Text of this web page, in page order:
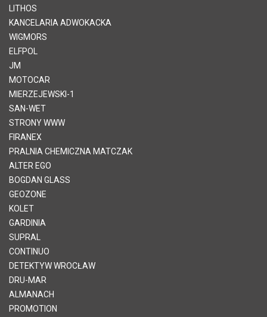
LITHOS
KANCELARIA ADWOKACKA
WIGMORS
ELFPOL
JM
MOTOCAR
MIERZEJEWSKI-1
SAN-WET
STRONY WWW
FIRANEX
PRALNIA CHEMICZNA MATCZAK
ALTER EGO
BOGDAN GLASS
GEOZONE
KOLET
GARDINIA
SUPRAL
CONTINUO
DETEKTYW WROCŁAW
DRU-MAR
ALMANACH
PROMOTION